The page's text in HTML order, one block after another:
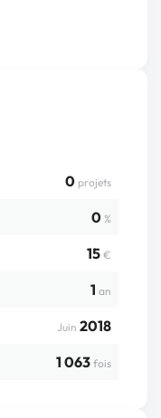
0 projets
0 %
15 €
1 an
Juin 2018
1 063 fois